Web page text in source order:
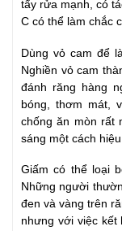
tẩy rửa mạnh, có
C có thể làm chắc
Dùng vỏ cam để
Nghiền vỏ cam
đánh răng hàng
bóng, thơm mát,
chống ăn mòn rất
sáng một cách hiệu
Giấm có thể loại
Những người
đen và vàng trên
nhưng với việc kết